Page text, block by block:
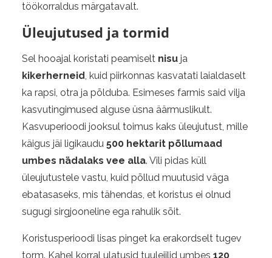
töökorraldus märgatavalt.
Üleujutused ja tormid
Sel hooajal koristati peamiselt nisu ja
kikerherneid, kuid piirkonnas kasvatati laialdaselt
ka rapsi, otra ja põlduba. Esimeses farmis said vilja
kasvutingimused alguse üsna äärmuslikult.
Kasvuperioodi jooksul toimus kaks üleujutust, mille
käigus jäi ligikaudu 500 hektarit põllumaad
umbes nädalaks vee alla. Vili pidas küll
üleujutustele vastu, kuid põllud muutusid väga
ebatasaseks, mis tähendas, et koristus ei olnud
sugugi sirgjooneline ega rahulik sõit.
Koristusperioodi lisas pinget ka erakordselt tugev
torm. Kahel korral ulatusid tuuleiilid umbes 120